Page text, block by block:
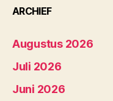
ARCHIEF
Augustus 2026
Juli 2026
Juni 2026